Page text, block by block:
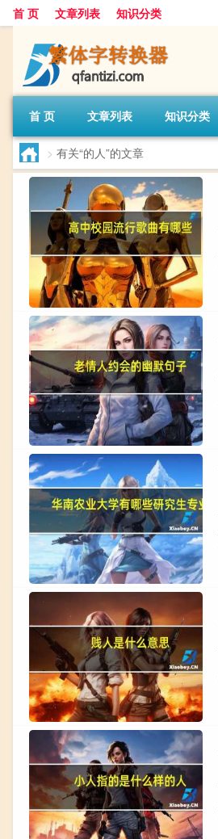
首 页 文章列表 知识分类
首 页 文章列表 知识分类
> 有关“的人”的文章